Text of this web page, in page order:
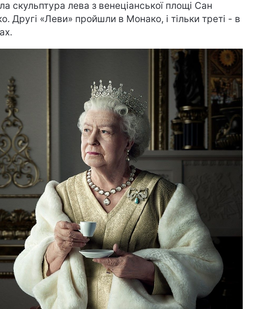
скульптура лева з венеціанської площі Сан
Другі «Леви» пройшли в Монако, і тільки треті - в